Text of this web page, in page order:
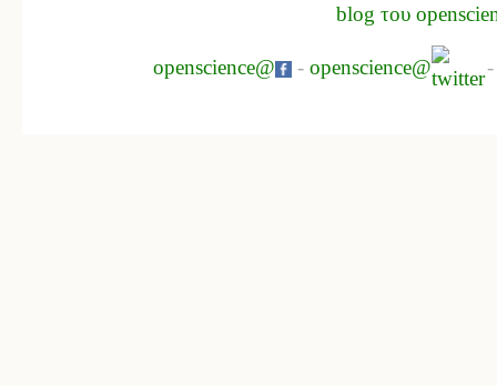
blog του
openscience@ - openscience@